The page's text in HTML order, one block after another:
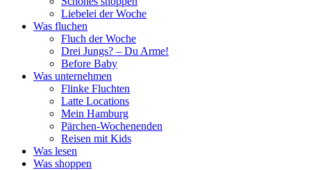
Liebelei der Woche
Was fluchen
Fluch der Woche
Drei Jungs? – Du Arme!
Before Baby
Was unternehmen
Flinke Fluchten
Latte Locations
Mein Hamburg
Pärchen-Wochenenden
Reisen mit Kids
Was lesen
Was shoppen